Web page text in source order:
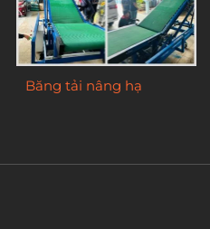
Băng tải nâng hạ